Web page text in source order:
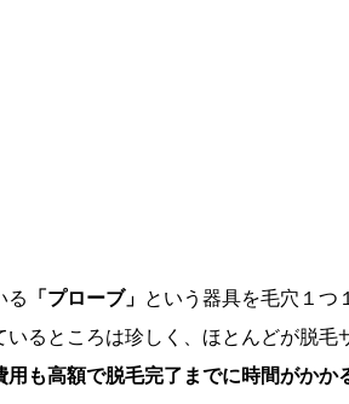
る 「プローブ」 という器具を毛穴１つ
るところは珍しく、ほとんどが脱毛
用も高額で脱毛完了までに時間がかか